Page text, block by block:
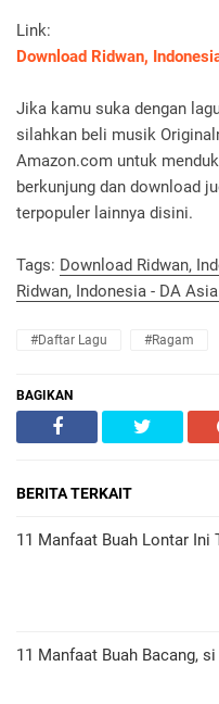
Link:
Download Ridwan,
Jika kamu suka dengan
silahkan beli musik
Amazon.com untuk
berkunjung dan download
terpopuler lainnya disini.
Tags: Download Ridwan,
Ridwan, Indonesia - DA
#Daftar Lagu #Ragam
BAGIKAN
BERITA TERKAIT
11 Manfaat Buah Lontar Ini
11 Manfaat Buah Bacang, si